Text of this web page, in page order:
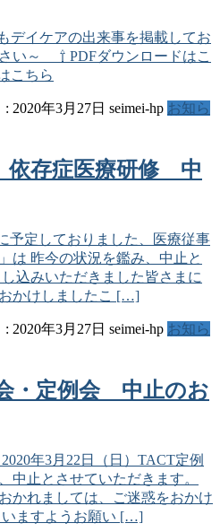
デイケアの出来事を掲載してお
い～ ⇧ PDFダウンロードはこ
こちら
: 2020年3月27日 seimei-hp お知ら
予定しておりました、医療従事
は 昨今の状況を鑑み、中止と
込みいただきました皆さまに
かけしましたこ […]
: 2020年3月27日 seimei-hp お知ら
年3月22日（日）TACT定例
止とさせていただきます。
かれましては、ご迷惑をおかけ
いますようお願い […]